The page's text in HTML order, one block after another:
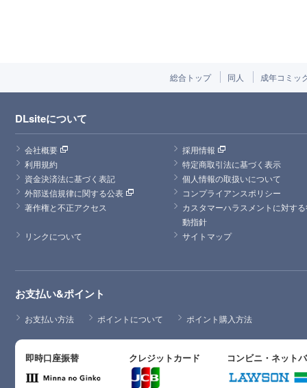
総合トップ 同人 成年コミッ
DLsiteについて
会社概要
採用情報
利用規約
特定商取引法に基づく表示
資金決済法に基づく表記
個人情報の取扱いについて
外部送信規律に関する公表
コンプライアンスポリシー
著作権と不正アクセス
カスタマーハラスメントに対す
動指針
リンクについて
サイトマップ
お支払い&ポイント
お支払い方法 ポイントについて ポイント購入方法
即時口座振替 クレジットカード コンビニ・ネット